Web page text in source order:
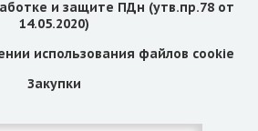
и защите ПДн (утв.пр.78 от
14.05.2020)
использования файлов cookie
Закупки